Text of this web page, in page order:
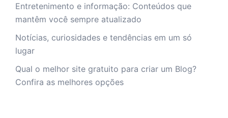
Entretenimento e informação: Conteúdos que
mantêm você sempre atualizado
Notícias, curiosidades e tendências em um só
lugar
Qual o melhor site gratuito para criar um Blog?
Confira as melhores opções